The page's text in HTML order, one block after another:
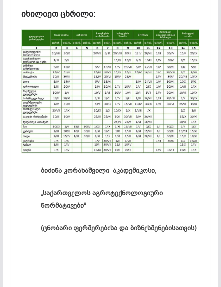
იხილიეთ ცხრილი:
ბიძინა კორახაშვილი, აკადემიკოსი,
„საქართველოს აგროტექნოლოგიური
ნორმატივები“
(ცნობარი ფერმერებისა და ბიზნესმენებისათვის)